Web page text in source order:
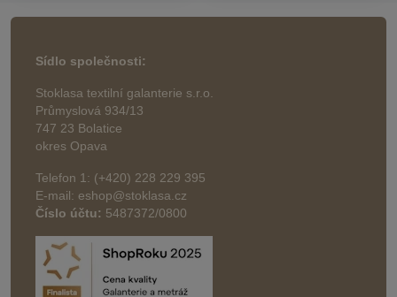
Sídlo společnosti:
Stoklasa textilní galanterie s.r.o.
Průmyslová 934/13
747 23 Bolatice
okres Opava
Telefon 1: (+420) 228 229 395
E-mail: eshop@stoklasa.cz
Číslo účtu: 5487372/0800